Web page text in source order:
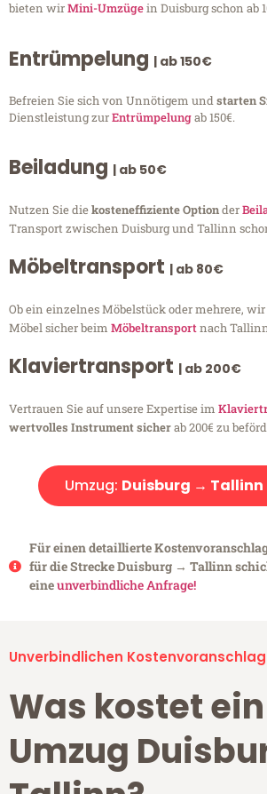
bieten wirMini-Umzügein Duisburg schon ab
Entrümpelung | ab 150€
Befreien Sie sich von Unnötigem undstarten
Dienstleistung zurEntrümpelungab 150€.
Beiladung | ab 50€
Nutzen Sie diekosteneffiziente Optionder
Transport zwischen Duisburg und Tallinn
Möbeltransport | ab 80€
Ob ein einzelnes Möbelstück oder mehrere,
Möbel sicher beim Möbeltransportnach
Klaviertransport | ab 200€
Vertrauen Sie auf unsere Expertise im
wertvolles Instrument sicherab 200€ zu
Umzug: Duisburg → Tallinn
Für einen detaillierte
für die Strecke Duisburg → Tallinn
eineunverbindliche Anfrage!
Unverbindlichen
Was kostet ein
Umzug